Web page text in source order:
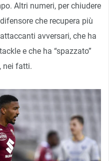
Altri numeri, per chiudere
che recupera più
avversari, che ha
e che ha “spazzato”
nei fatti.